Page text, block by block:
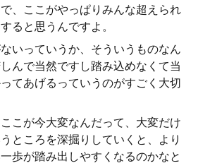
、ここがやっぱりみんな超えられ
ると思うんですよ。
いっていうか、そういうものなん
んで当然ですし踏み込めなくて当
てあげるっていうのがすごく大切
こが今大変なんだって、大変だけ
ところを深掘りしていくと、より
歩が踏み出しやすくなるのかなと